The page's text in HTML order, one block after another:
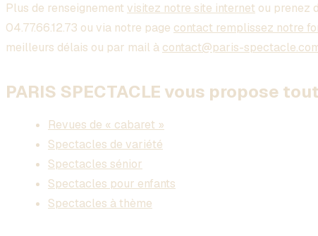
Plus de renseignement visitez notre site internet ou prenez
04.77.66.12.73 ou via notre page contact remplissez notre
meilleurs délais ou par mail à contact@paris-
PARIS SPECTACLE vous propose
Revues de « cabaret »
Spectacles de variété
Spectacles sénior
Spectacles pour enfants
Spectacles à thème